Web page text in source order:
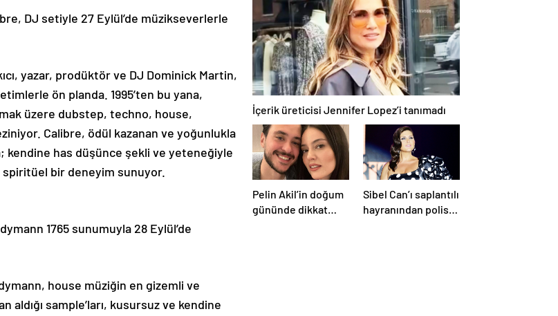
DJ setiyle 27 Eylül’de müzikseverlerle
yazar, prodüktör ve DJ Dominick Martin,
ön planda. 1995’ten bu yana,
üzere dubstep, techno, house,
Calibre, ödül kazanan ve yoğunlukla
kendine has düşünce şekli ve yeteneğiyle
spiritüel bir deneyim sunuyor.
1765 sunumuyla 28 Eylül’de
house müziğin en gizemli ve
sample’ları, kusursuz ve kendine
sonucu hayatını
kaybetti
İçerik üreticisi Jennifer Lopez’i tanımadı
Pelin Akil’in doğum
gününde dikkat
Sibel Can’ı saplantılı
hayranından polis